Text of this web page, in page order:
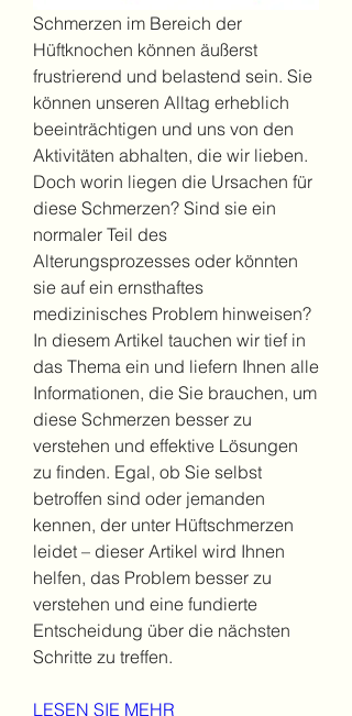
Schmerzen im Bereich der
Hüftknochen können äußerst
frustrierend und belastend sein. Sie
können unseren Alltag erheblich
beeinträchtigen und uns von den
Aktivitäten abhalten, die wir lieben.
Doch worin liegen die Ursachen für
diese Schmerzen? Sind sie ein
normaler Teil des
Alterungsprozesses oder könnten
sie auf ein ernsthaftes
medizinisches Problem hinweisen?
In diesem Artikel tauchen wir tief in
das Thema ein und liefern Ihnen alle
Informationen, die Sie brauchen, um
diese Schmerzen besser zu
verstehen und effektive Lösungen
zu finden. Egal, ob Sie selbst
betroffen sind oder jemanden
kennen, der unter Hüftschmerzen
leidet – dieser Artikel wird Ihnen
helfen, das Problem besser zu
verstehen und eine fundierte
Entscheidung über die nächsten
Schritte zu treffen.
LESEN SIE MEHR